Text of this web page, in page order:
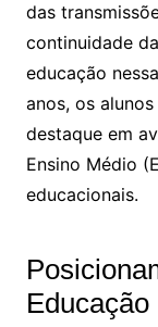
das
continuidade
educação
anos, os
destaque em
Ensino Médio
educacionais.
Educação